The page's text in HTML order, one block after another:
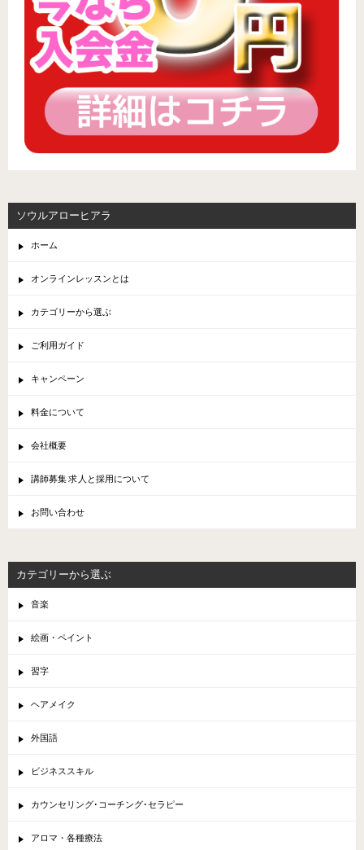
ソウルアローヒアラ
ホーム
オンラインレッスンとは
カテゴリーから選ぶ
ご利用ガイド
キャンペーン
料金について
会社概要
講師募集 求人と採用について
お問い合わせ
カテゴリーから選ぶ
音楽
絵画・ペイント
習字
ヘアメイク
外国語
ビジネススキル
カウンセリング･コーチング･セラピー
アロマ・各種療法